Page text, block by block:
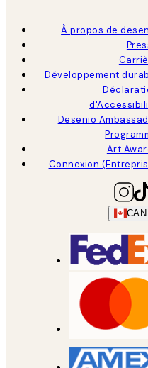
À propos de
Développement
Desenio
Art
Connexion
CAN